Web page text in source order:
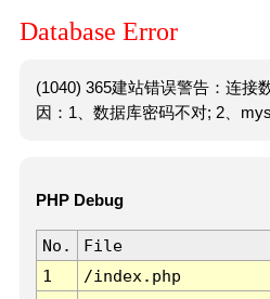
Database Error
(1040) 365建站错误警告：连接
因：1、数据库密码不对; 2、
PHP Debug
No. File
1
/index.php